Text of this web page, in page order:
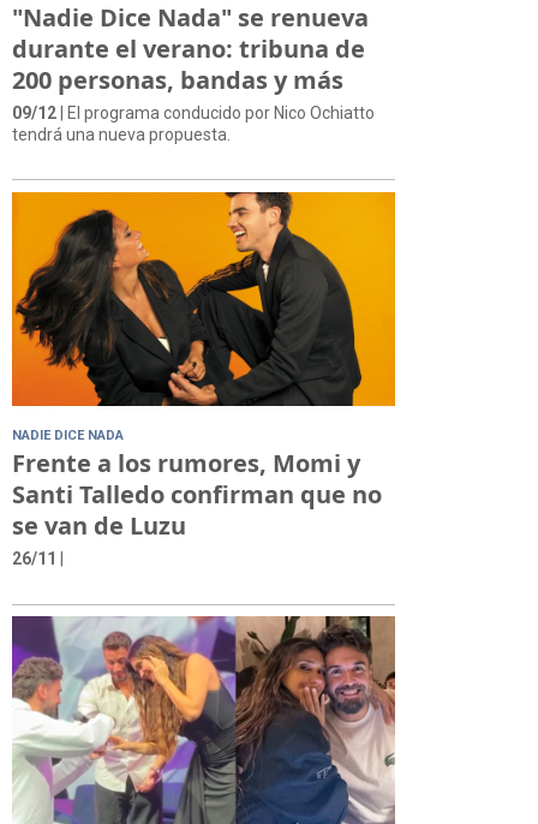
"Nadie Dice Nada" se renueva
durante el verano: tribuna de
200 personas, bandas y más
09/12| El programa conducido por Nico Ochiatto
tendrá una nueva propuesta.
NADIE DICE NADA
Frente a los rumores, Momi y
Santi Talledo confirman que no
se van de Luzu
26/11